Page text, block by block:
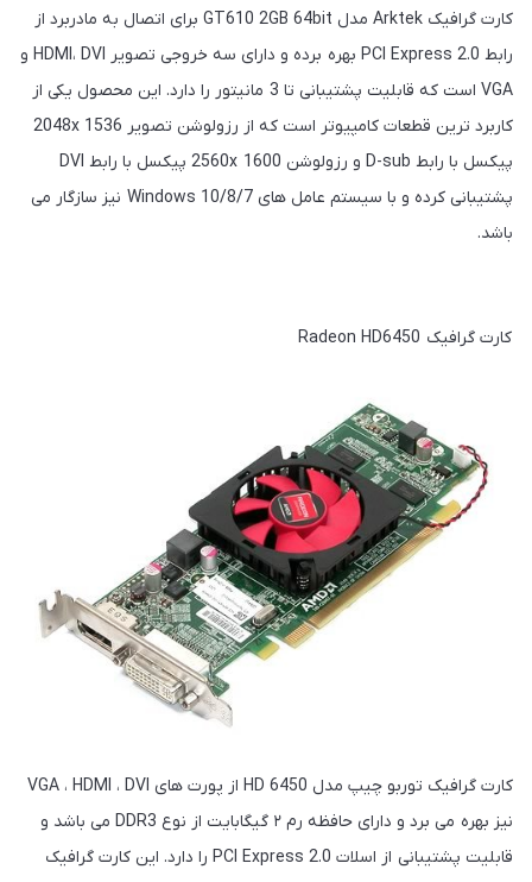
کارت گرافیک Arktek مدل GT610 2GB 64bit برای اتصال به مادربرد از
رابط PCI Express 2.0 بهره برده و دارای سه خروجی تصویر HDMI، DVI و
VGA است که قابلیت پشتیبانی تا 3 مانیتور را دارد. این محصول یکی از
کاربرد ترین قطعات کامپیوتر است که از رزولوشن تصویر 2048x 1536
پیکسل با رابط D-sub و رزولوشن 2560x 1600 پیکسل با رابط DVI
پشتیبانی کرده و با سیستم عامل های Windows 10/8/7 نیز سازگار می
باشد.
کارت گرافیک Radeon HD6450
کارت گرافیک توربو چیپ مدل HD 6450 از پورت های VGA ، HDMI ، DVI
نیز بهره می برد و دارای حافظه رم ۲ گیگابایت از نوع DDR3 می باشد و
قابلیت پشتیبانی از اسلات PCI Express 2.0 را دارد. این کارت گرافیک